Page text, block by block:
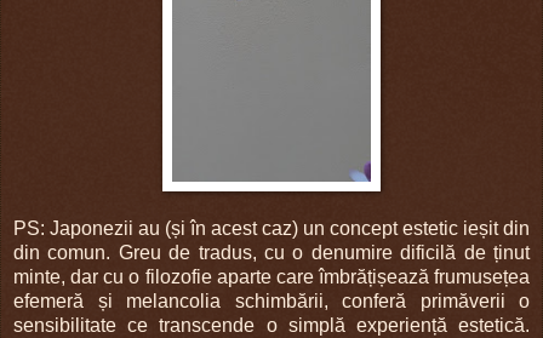
PS: Japonezii au (și în acest caz) un concept estetic ieșit din
din comun. Greu de tradus, cu o denumire dificilă de ținut
minte, dar cu o filozofie aparte care îmbrățișează frumusețea
efemeră și melancolia schimbării, conferă primăverii o
sensibilitate ce transcende o simplă experiență estetică.